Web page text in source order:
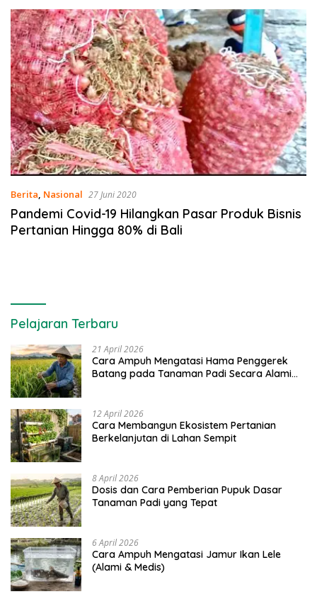
Berita, Nasional 27 Juni 2020
Pandemi Covid-19 Hilangkan Pasar Produk Bisnis
Pertanian Hingga 80% di Bali
Pelajaran Terbaru
21 April 2026
Cara Ampuh Mengatasi Hama Penggerek
Batang pada Tanaman Padi Secara Alami
12 April 2026
Cara Membangun Ekosistem Pertanian
Berkelanjutan di Lahan Sempit
8 April 2026
Dosis dan Cara Pemberian Pupuk Dasar
Tanaman Padi yang Tepat
6 April 2026
Cara Ampuh Mengatasi Jamur Ikan Lele
(Alami & Medis)